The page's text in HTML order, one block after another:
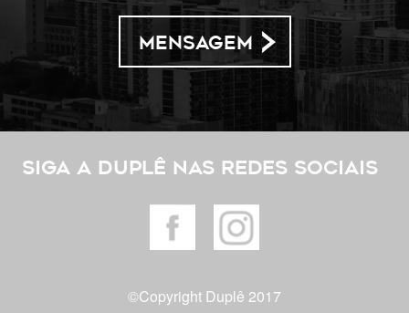
MENSAGEM
Siga a Duplê nas redes sociais
©Copyright Duplê 2017